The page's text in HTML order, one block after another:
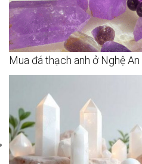
Mua đá thạch anh ở Nghệ